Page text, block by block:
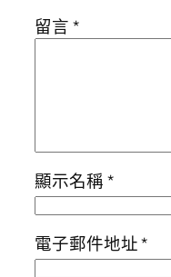
留言*
顯示名稱*
電子郵件地址*